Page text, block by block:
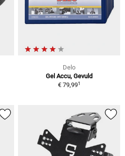
Delo
Gel Accu, Gevuld
€ 79,991